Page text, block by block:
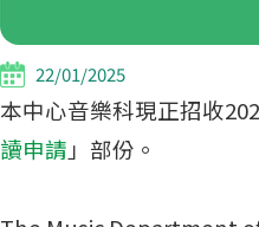
22/01/2025
本中心音樂科現正招收
讀申請 」部份。